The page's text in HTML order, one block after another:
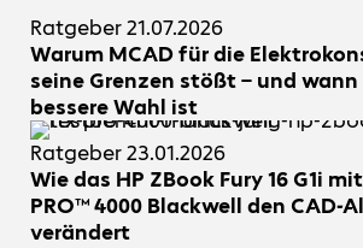
Ratgeber21.07.2026
Warum MCAD für die
seine Grenzen stößt – und wann
bessere Wahl ist
Ratgeber23.01.2026
Wie das HP ZBook Fury 16 G1i
PRO™ 4000 Blackwell den CAD-
verändert